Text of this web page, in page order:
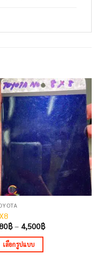
฿ – 4,500฿Price
เลือกรูปแบบ